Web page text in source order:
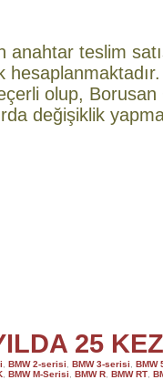
anahtar teslim
hesaplanmaktadır.
olup,
değişiklik yapma
25
BMW 2-serisi BMW 3-serisi
BMW
BMW M-Serisi BMW R BMW RT